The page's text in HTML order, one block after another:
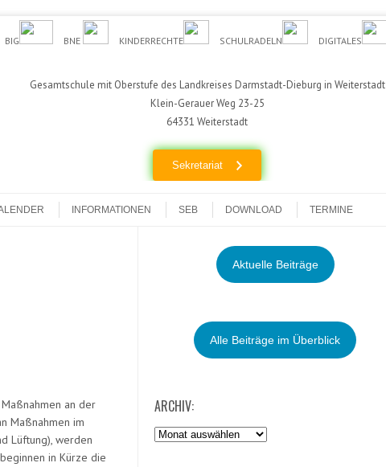
BIG BNE KINDERRECHTE SCHULRADELN DIGITALES
Gesamtschule mit Oberstufe des Landkreises Darmstadt-Dieburg in Weiterstadt
Klein-Gerauer Weg 23-25
64331 Weiterstadt
Sekretariat
INFORMATIONEN SEB DOWNLOAD TERMINE
an der
Maßnahmen im
Lüftung), werden
in Kürze die
Aktuelle Beiträge
Alle Beiträge im Überblick
ARCHIV:
Archiv: